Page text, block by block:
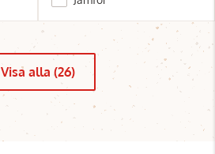
Visa alla (26)